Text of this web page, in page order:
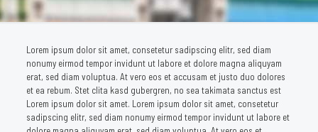
Lorem ipsum dolor sit amet, consetetur sadipscing elitr, sed diam
nonumy eirmod tempor invidunt ut labore et dolore magna aliquyam
erat, sed diam voluptua. At vero eos et accusam et justo duo dolores
et ea rebum. Stet clita kasd gubergren, no sea takimata sanctus est
Lorem ipsum dolor sit amet. Lorem ipsum dolor sit amet, consetetur
sadipscing elitr, sed diam nonumy eirmod tempor invidunt ut labore et